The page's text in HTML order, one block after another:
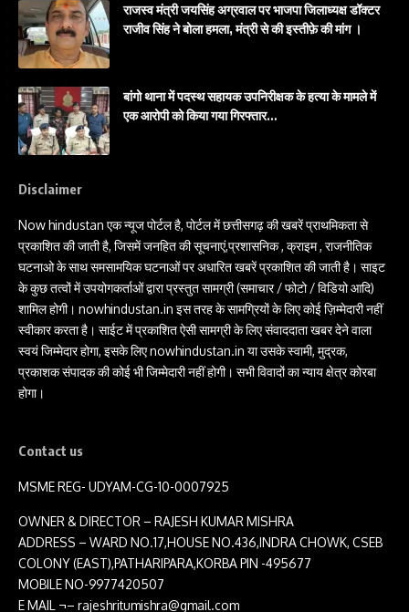
राजस्व मंत्री जयसिंह अग्रवाल पर भाजपा जिलाध्यक्ष डॉक्टर
राजीव सिंह ने बोला हमला, मंत्री से की इस्तीफ़े की मांग ।
बांगो थाना में पदस्थ सहायक उपनिरीक्षक के हत्या के मामले में
एक आरोपी को किया गया गिरफ्तार…
Disclaimer
Now hindustan एक न्यूज पोर्टल है, पोर्टल में छत्तीसगढ़ की खबरें प्राथमिकता से
प्रकाशित की जाती है, जिसमें जनहित की सूचनाएं,प्रशासनिक , क्राइम , राजनीतिक
घटनाओ के साथ समसामयिक घटनाओं पर अधारित खबरें प्रकाशित की जाती है। साइट
के कुछ तत्वों में उपयोगकर्ताओं द्वारा प्रस्तुत सामग्री (समाचार / फोटो / विडियो आदि)
शामिल होगी। nowhindustan.in इस तरह के सामग्रियों के लिए कोई ज़िम्मेदारी नहीं
स्वीकार करता है। साईट में प्रकाशित ऐसी सामग्री के लिए संवाददाता खबर देने वाला
स्वयं जिम्मेदार होगा, इसके लिए nowhindustan.in या उसके स्वामी, मुद्रक,
प्रकाशक संपादक की कोई भी जिम्मेदारी नहीं होगी। सभी विवादों का न्याय क्षेत्र कोरबा
होगा।
Contact us
MSME REG- UDYAM-CG-10-0007925
OWNER & DIRECTOR – RAJESH KUMAR MISHRA
ADDRESS – WARD NO.17,HOUSE NO.436,INDRA CHOWK, CSEB
COLONY (EAST),PATHARIPARA,KORBA PIN -495677
MOBILE NO-9977420507
E MAIL ¬– rajeshritumishra@gmail.com